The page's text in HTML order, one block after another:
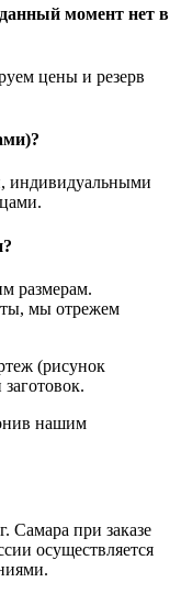
момент нет в
цены и резерв
индивидуальными
размерам.
мы отрежем
(рисунок
нашим
Самара при заказе
осуществляется